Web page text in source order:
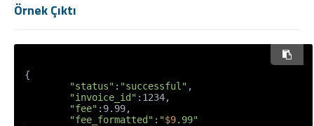
Örnek Çıktı
{
"status" : "successful" ,
"invoice_id" :1234,
"fee" :9.99,
"fee_formatted" : "$9.99"